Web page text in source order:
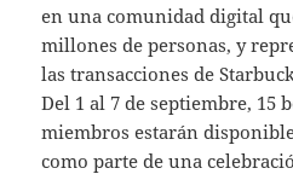
en una comunidad digital
millones de personas, y
las transacciones de
Del 1 al 7 de septiembre, 15
miembros estarán
como parte de una